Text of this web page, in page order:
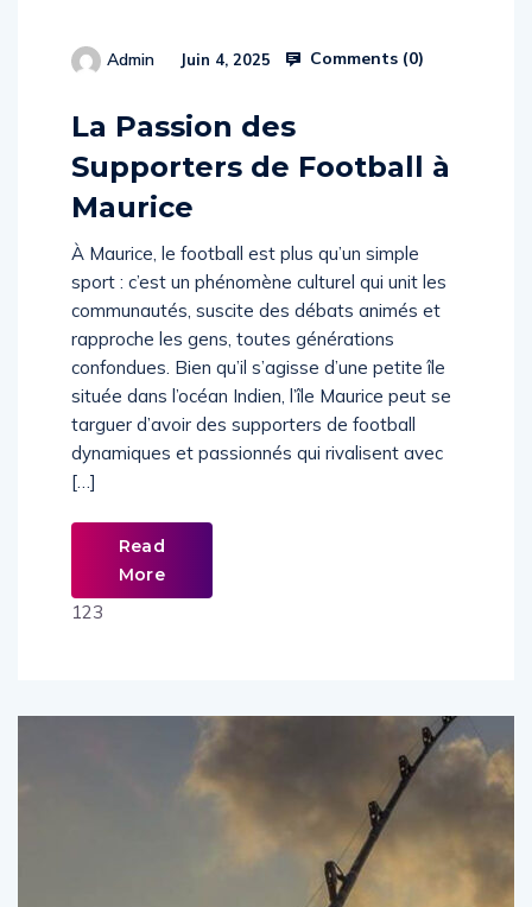
Admin Juin 4, 2025 Comments (0)
La Passion des
Supporters de Football à
Maurice
À Maurice, le football est plus qu’un simple
sport : c’est un phénomène culturel qui unit les
communautés, suscite des débats animés et
rapproche les gens, toutes générations
confondues. Bien qu’il s’agisse d’une petite île
située dans l’océan Indien, l’île Maurice peut se
targuer d’avoir des supporters de football
dynamiques et passionnés qui rivalisent avec
[…]
Read
More
123